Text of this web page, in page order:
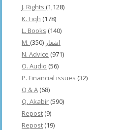
J. Rights (1,128)
K. Fiqh (178)
L. Books (140)
M. اشعار (350)
N. Advice (971)
O. Audio (56)
P. Financial issues (32)
Q & A (68)
Q. Akabir (590)
Repost (9)
Repost (19)